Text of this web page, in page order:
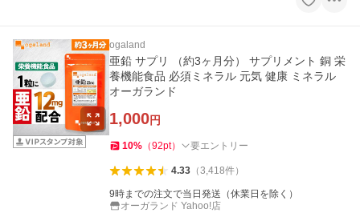
ogaland
亜鉛 サプリ （約3ヶ月分） サプリメント 銅 栄
養機能食品 必須ミネラル 元気 健康 ミネラル
オーガランド
1,000円
10% （92pt） 要エントリー
4.33（3,418件）
9時までの注文で当日発送（休業日を除く）
オーガランド Yahoo!店